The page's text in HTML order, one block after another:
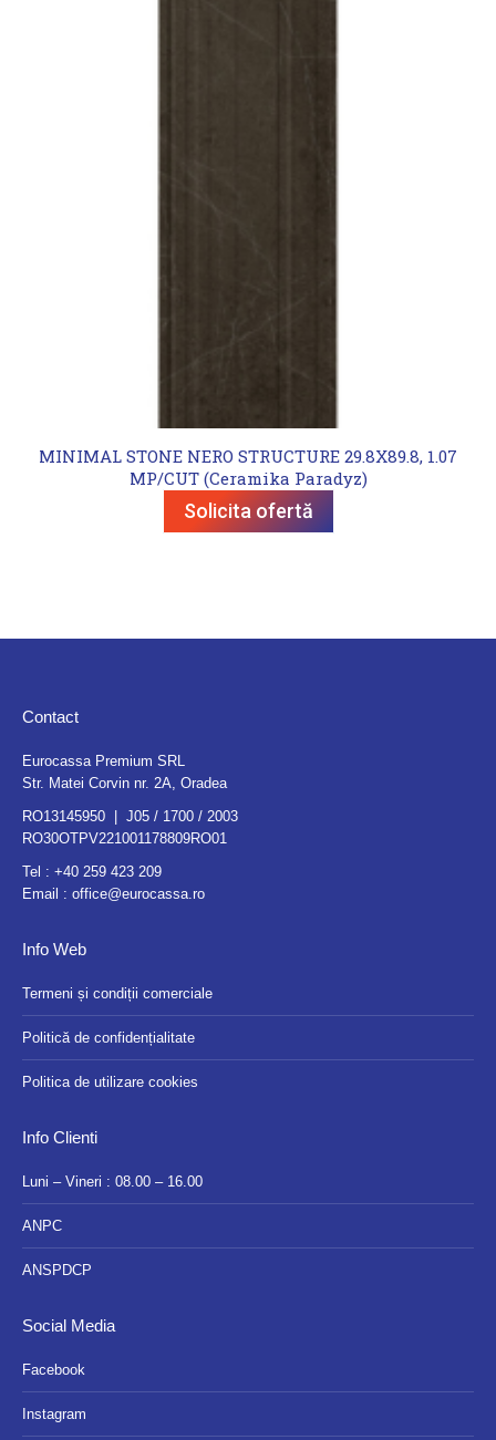
MINIMAL STONE NERO STRUCTURE 29.8X89.8, 1.07
MP/CUT (Ceramika Paradyz)
Solicita ofertă
Contact
Eurocassa Premium SRL
Str. Matei Corvin nr. 2A, Oradea
RO13145950 | J05 / 1700 / 2003
RO30OTPV221001178809RO01
Tel : +40 259 423 209
Email : office@eurocassa.ro
Info Web
Termeni și condiții comerciale
Politică de confidențialitate
Politica de utilizare cookies
Info Clienti
Luni – Vineri : 08.00 – 16.00
ANPC
ANSPDCP
Social Media
Facebook
Instagram